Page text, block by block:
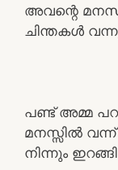
അവന്റെ
ചിന്തകൾ
പണ്ട് അമ്മ
മനസ്സിൽ
നിന്നും